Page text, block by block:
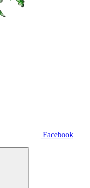
Facebook